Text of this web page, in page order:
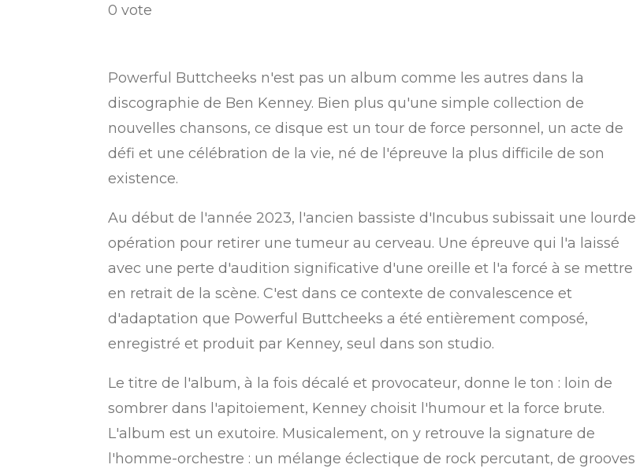
u
a
t
i
o
:
0
é
t
o
i
l
e
i
l
e
i
l
e
s
i
l
e
s
i
l
e
s
i
l
e
s
r
'
é
v
a
a
i
o
0 vote
Powerful Buttcheeks n'est pas un album comme les autres dans la
discographie de Ben Kenney. Bien plus qu'une simple collection de
nouvelles chansons, ce disque est un tour de force personnel, un acte de
défi et une célébration de la vie, né de l'épreuve la plus difficile de son
existence.
Au début de l'année 2023, l'ancien bassiste d'Incubus subissait une lourde
opération pour retirer une tumeur au cerveau. Une épreuve qui l'a laissé
avec une perte d'audition significative d'une oreille et l'a forcé à se mettre
en retrait de la scène. C'est dans ce contexte de convalescence et
d'adaptation que Powerful Buttcheeks a été entièrement composé,
enregistré et produit par Kenney, seul dans son studio.
Le titre de l'album, à la fois décalé et provocateur, donne le ton : loin de
sombrer dans l'apitoiement, Kenney choisit l'humour et la force brute.
L'album est un exutoire. Musicalement, on y retrouve la signature de
l'homme-orchestre : un mélange éclectique de rock percutant, de grooves